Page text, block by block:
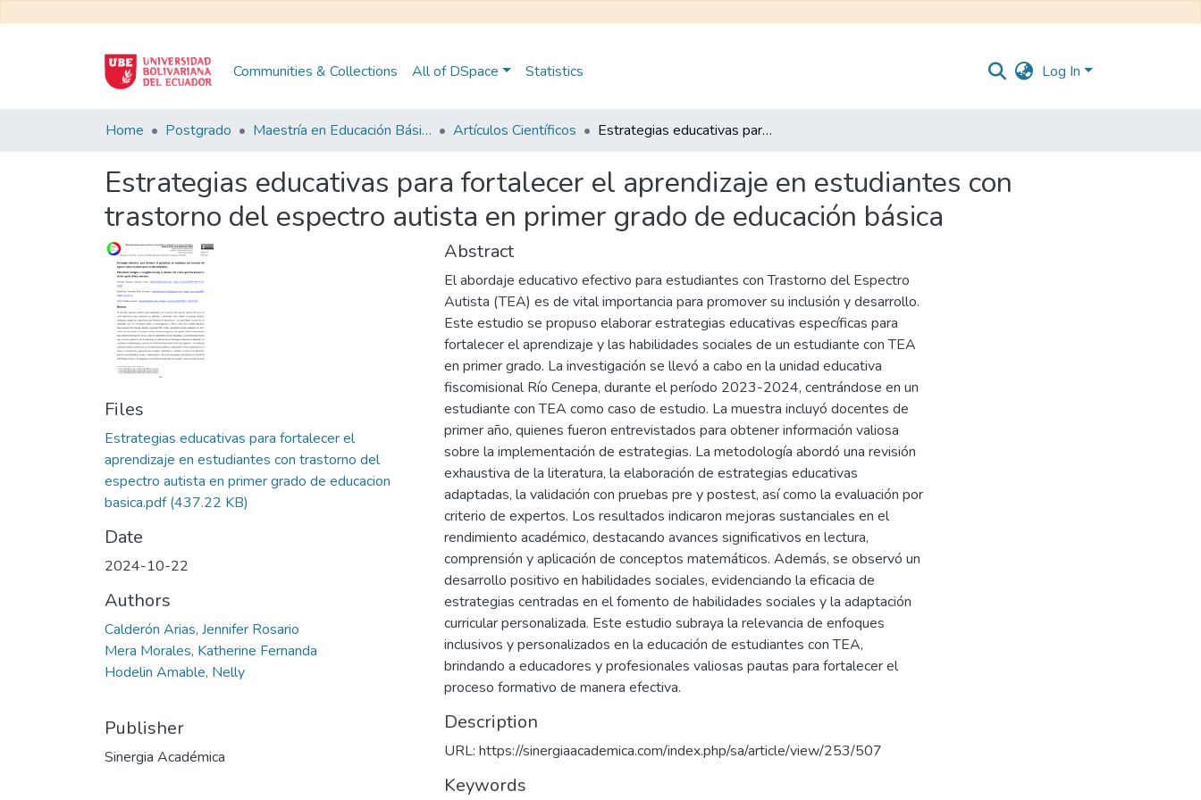
Communities & Collections All of DSpace Statistics Log In
Home Postgrado Maestría en Educación Básica Artículos Científicos Estrategias educativas para fortalecer el aprendizaje en estudiantes con trastorno del espectro autista en primer grado de educación básica
Estrategias educativas para fortalecer el aprendizaje en estudiantes con
trastorno del espectro autista en primer grado de educación básica
Files
Estrategias educativas para fortalecer el
aprendizaje en estudiantes con trastorno del
espectro autista en primer grado de educacion
basica.pdf(437.22 KB)
Date
2024-10-22
Authors
Calderón Arias, Jennifer Rosario
Mera Morales, Katherine Fernanda
Hodelin Amable, Nelly
Publisher
Sinergia Académica
Abstract
El abordaje educativo efectivo para estudiantes con Trastorno del Espectro
Autista (TEA) es de vital importancia para promover su inclusión y desarrollo.
Este estudio se propuso elaborar estrategias educativas específicas para
fortalecer el aprendizaje y las habilidades sociales de un estudiante con TEA
en primer grado. La investigación se llevó a cabo en la unidad educativa
fiscomisional Río Cenepa, durante el período 2023-2024, centrándose en un
estudiante con TEA como caso de estudio. La muestra incluyó docentes de
primer año, quienes fueron entrevistados para obtener información valiosa
sobre la implementación de estrategias. La metodología abordó una revisión
exhaustiva de la literatura, la elaboración de estrategias educativas
adaptadas, la validación con pruebas pre y postest, así como la evaluación por
criterio de expertos. Los resultados indicaron mejoras sustanciales en el
rendimiento académico, destacando avances significativos en lectura,
comprensión y aplicación de conceptos matemáticos. Además, se observó un
desarrollo positivo en habilidades sociales, evidenciando la eficacia de
estrategias centradas en el fomento de habilidades sociales y la adaptación
curricular personalizada. Este estudio subraya la relevancia de enfoques
inclusivos y personalizados en la educación de estudiantes con TEA,
brindando a educadores y profesionales valiosas pautas para fortalecer el
proceso formativo de manera efectiva.
Description
URL: https://sinergiaacademica.com/index.php/sa/article/view/253/507
Keywords